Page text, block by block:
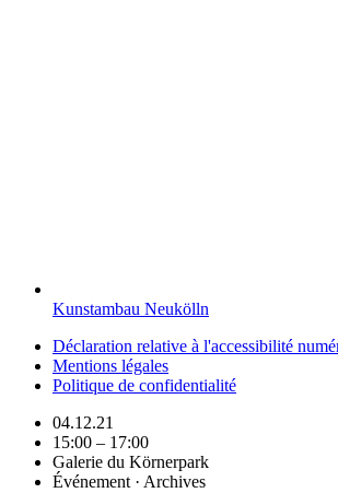
Kunstambau Neukölln
Déclaration relative à l'accessibilité
Mentions légales
Politique de confidentialité
04.12.21
15:00 – 17:00
Galerie du Körnerpark
Événement · Archives